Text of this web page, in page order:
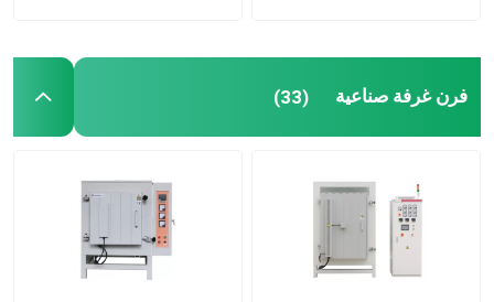
مراقبة الجودة
Programtherm
فرن غرفة صناعية (33)